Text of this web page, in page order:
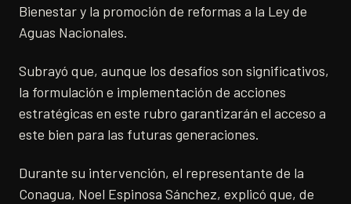
Bienestar y la promoción de reformas a la Ley de
Aguas Nacionales.
Subrayó que, aunque los desafíos son significativos,
la formulación e implementación de acciones
estratégicas en este rubro garantizarán el acceso a
este bien para las futuras generaciones.
Durante su intervención, el representante de la
Conagua, Noel Espinosa Sánchez, explicó que, de